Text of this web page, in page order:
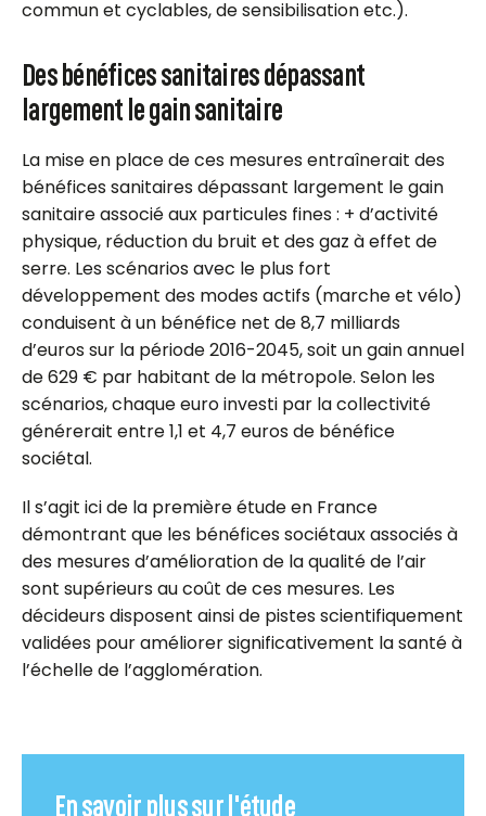
commun et cyclables, de sensibilisation etc.).
Des bénéfices sanitaires dépassant
largement le gain sanitaire
La mise en place de ces mesures entraînerait des
bénéfices sanitaires dépassant largement le gain
sanitaire associé aux particules fines : + d’activité
physique, réduction du bruit et des gaz à effet de
serre. Les scénarios avec le plus fort
développement des modes actifs (marche et vélo)
conduisent à un bénéfice net de 8,7 milliards
d’euros sur la période 2016-2045, soit un gain annuel
de 629 € par habitant de la métropole. Selon les
scénarios, chaque euro investi par la collectivité
générerait entre 1,1 et 4,7 euros de bénéfice
sociétal.
Il s’agit ici de la première étude en France
démontrant que les bénéfices sociétaux associés à
des mesures d’amélioration de la qualité de l’air
sont supérieurs au coût de ces mesures. Les
décideurs disposent ainsi de pistes scientifiquement
validées pour améliorer significativement la santé à
l’échelle de l’agglomération.
En savoir plus sur l'étude